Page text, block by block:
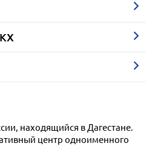
находящийся в Дагестане.
центр одноименного